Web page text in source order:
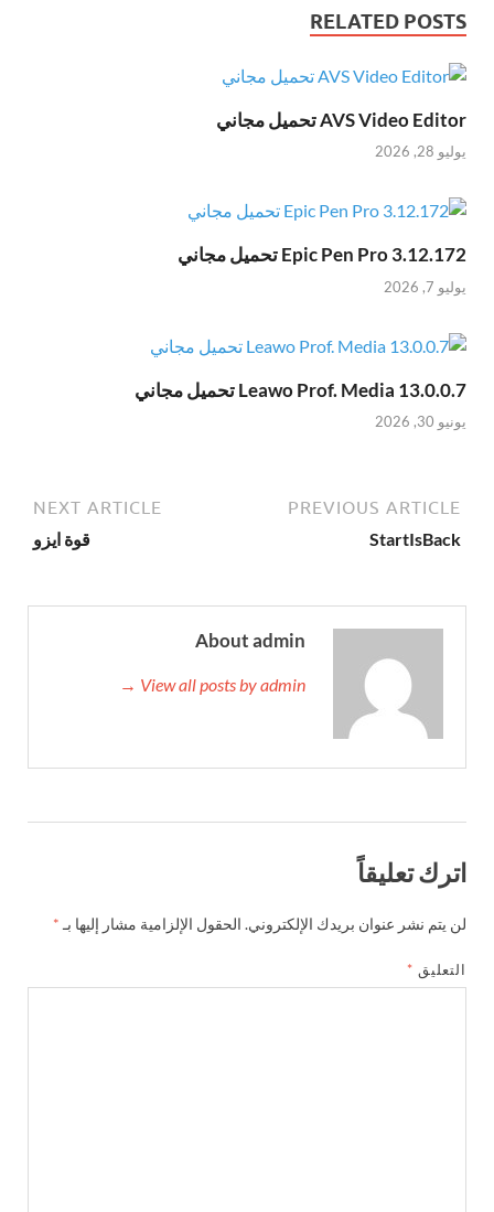
RELATED POSTS
AVS Video Editor تحميل مجاني
يوليو 28, 2026
Epic Pen Pro 3.12.172 تحميل مجاني
يوليو 7, 2026
Leawo Prof. Media 13.0.0.7 تحميل مجاني
يونيو 30, 2026
PREVIOUS ARTICLE
StartIsBack
NEXT ARTICLE
قوة ايزو
About admin
View all posts by admin →
اترك تعليقاً
لن يتم نشر عنوان بريدك الإلكتروني. الحقول الإلزامية مشار إليها بـ *
التعليق *